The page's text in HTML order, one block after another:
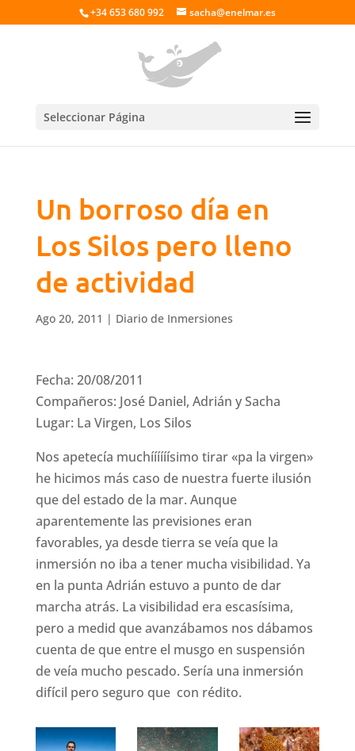
+34 653 680 992 sacha@enelmar.es
Seleccionar Página
Un borroso día en
Los Silos pero lleno
de actividad
Ago 20, 2011 | Diario de Inmersiones
Fecha: 20/08/2011
Compañeros: José Daniel, Adrián y Sacha
Lugar: La Virgen, Los Silos
Nos apetecía muchíííííísimo tirar «pa la virgen»
he hicimos más caso de nuestra fuerte ilusión
que del estado de la mar. Aunque
aparentemente las previsiones eran
favorables, ya desde tierra se veía que la
inmersión no iba a tener mucha visibilidad. Ya
en la punta Adrián estuvo a punto de dar
marcha atrás. La visibilidad era escasísima,
pero a medid que avanzábamos nos dábamos
cuenta de que entre el musgo en suspensión
de veía mucho pescado. Sería una inmersión
difícil pero seguro que con rédito.